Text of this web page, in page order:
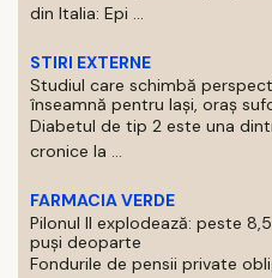
din Italia: Epi ...
STIRI EXTERNE
Studiul care schimbă
înseamnă pentru Iași, oraș
Diabetul de tip 2 este una
cronice la ...
FARMACIA VERDE
Pilonul II explodează: peste
puși deoparte
Fondurile de pensii private